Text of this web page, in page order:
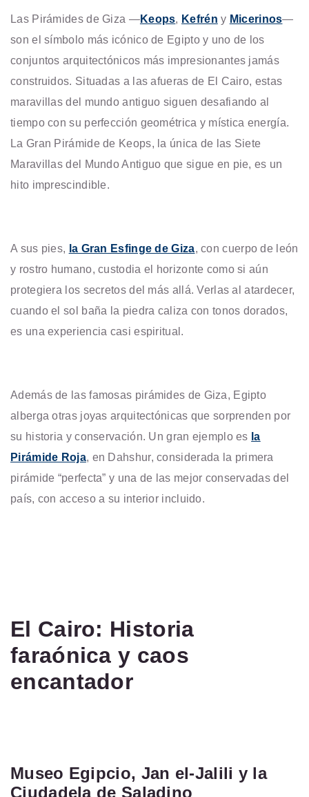
Las Pirámides de Giza —Keops, Kefrén y Micerinos—
son el símbolo más icónico de Egipto y uno de los
conjuntos arquitectónicos más impresionantes jamás
construidos. Situadas a las afueras de El Cairo, estas
maravillas del mundo antiguo siguen desafiando al
tiempo con su perfección geométrica y mística energía.
La Gran Pirámide de Keops, la única de las Siete
Maravillas del Mundo Antiguo que sigue en pie, es un
hito imprescindible.
A sus pies, la Gran Esfinge de Giza, con cuerpo de león
y rostro humano, custodia el horizonte como si aún
protegiera los secretos del más allá. Verlas al atardecer,
cuando el sol baña la piedra caliza con tonos dorados,
es una experiencia casi espiritual.
Además de las famosas pirámides de Giza, Egipto
alberga otras joyas arquitectónicas que sorprenden por
su historia y conservación. Un gran ejemplo es la
Pirámide Roja, en Dahshur, considerada la primera
pirámide “perfecta” y una de las mejor conservadas del
país, con acceso a su interior incluido.
El Cairo: Historia
faraónica y caos
encantador
Museo Egipcio, Jan el-Jalili y la
Ciudadela de Saladino